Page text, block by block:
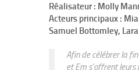
Réalisateur : Molly
Acteurs principaux :
Samuel Bottomley,
Afin de célébrer la
et Em s’offrent